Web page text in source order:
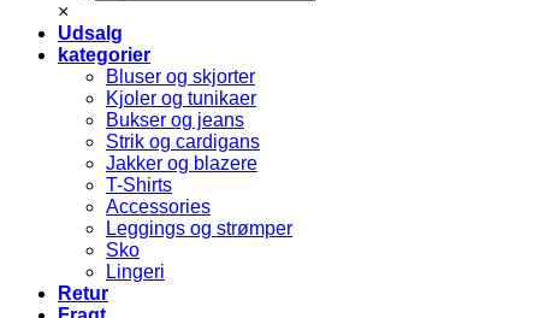
×
Udsalg
kategorier
Bluser og skjorter
Kjoler og tunikaer
Bukser og jeans
Strik og cardigans
Jakker og blazere
T-Shirts
Accessories
Leggings og strømper
Sko
Lingeri
Retur